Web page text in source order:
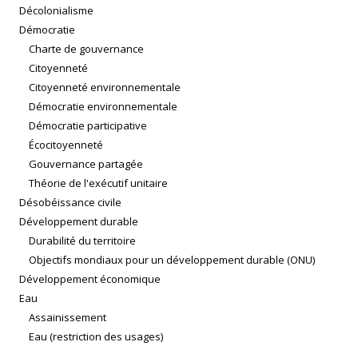
Décolonialisme
Démocratie
Charte de gouvernance
Citoyenneté
Citoyenneté environnementale
Démocratie environnementale
Démocratie participative
Écocitoyenneté
Gouvernance partagée
Théorie de l'exécutif unitaire
Désobéissance civile
Développement durable
Durabilité du territoire
Objectifs mondiaux pour un développement durable (ONU)
Développement économique
Eau
Assainissement
Eau (restriction des usages)